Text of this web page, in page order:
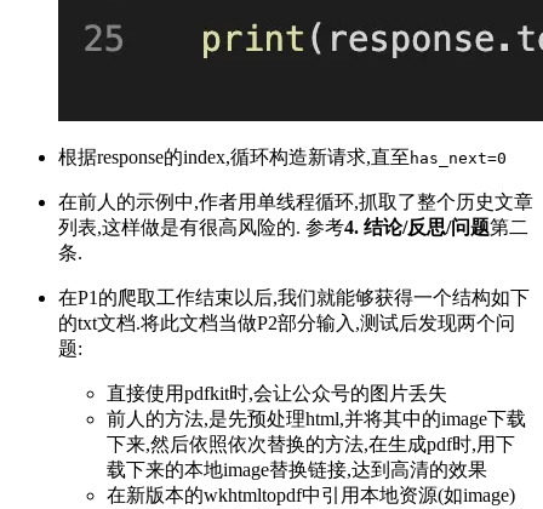
根据response的index,循环构造新请求,直至 has_next=0
在前人的示例中,作者用单线程循环,抓取了整个历史文章
列表,这样做是有很高风险的. 参考4. 结论/反思/问题第二
条.
在P1的爬取工作结束以后,我们就能够获得一个结构如下
的txt文档.将此文档当做P2部分输入,测试后发现两个问
题:
直接使用pdfkit时,会让公众号的图片丢失
前人的方法,是先预处理html,并将其中的image下载
下来,然后依照依次替换的方法,在生成pdf时,用下
载下来的本地image替换链接,达到高清的效果
在新版本的wkhtmltopdf中引用本地资源(如image)